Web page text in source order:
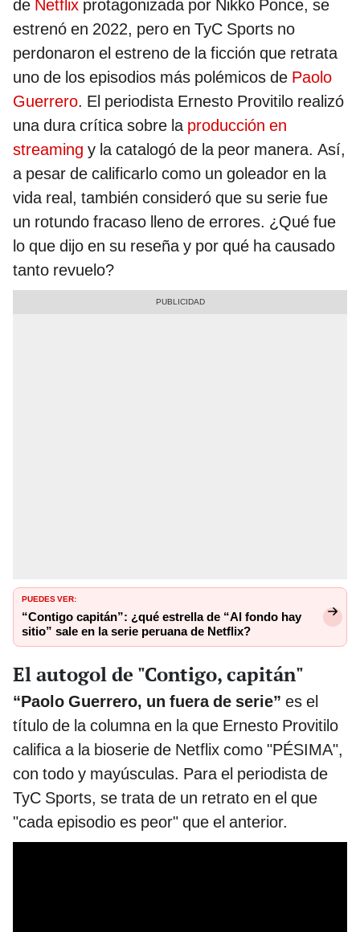
de Netflix protagonizada por Nikko Ponce, se
estrenó en 2022, pero en TyC Sports no
perdonaron el estreno de la ficción que retrata
uno de los episodios más polémicos de Paolo
Guerrero. El periodista Ernesto Provitilo realizó
una dura crítica sobre la producción en
streaming y la catalogó de la peor manera. Así,
a pesar de calificarlo como un goleador en la
vida real, también consideró que su serie fue
un rotundo fracaso lleno de errores. ¿Qué fue
lo que dijo en su reseña y por qué ha causado
tanto revuelo?
PUEDES VER:
“Contigo capitán”: ¿qué estrella de “Al fondo hay
sitio” sale en la serie peruana de Netflix?
El autogol de "Contigo, capitán"
“Paolo Guerrero, un fuera de serie” es el
título de la columna en la que Ernesto Provitilo
califica a la bioserie de Netflix como "PÉSIMA",
con todo y mayúsculas. Para el periodista de
TyC Sports, se trata de un retrato en el que
"cada episodio es peor" que el anterior.